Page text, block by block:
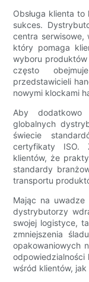
Obsługa klienta
sukces.
centra serwisowe,
który pomaga
wyboru
często
przedstawicieli
nowymi klockami
Aby dodatkowo
globalnych
świecie
certyfikaty ISO.
klientów, że
standardy
transportu
Mając na uwadze
dystrybutorzy
swojej logistyce,
zmniejszenia
opakowaniowych
odpowiedzialności
wśród klientów,